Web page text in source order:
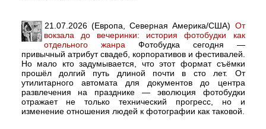
21.07.2026 (Европа, Северная Америка/США) От
вокзала до вечеринки: история фотобудки как
отдельного жанра Фотобудка сегодня —
привычный атрибут свадеб, корпоративов и фестивалей.
Но мало кто задумывается, что этот формат съёмки
прошёл долгий путь длиной почти в сто лет. От
утилитарного автомата для документов до центра
развлечения на празднике — эволюция фотобудки
отражает не только технический прогресс, но и
изменение отношения людей к фотографии как таковой.